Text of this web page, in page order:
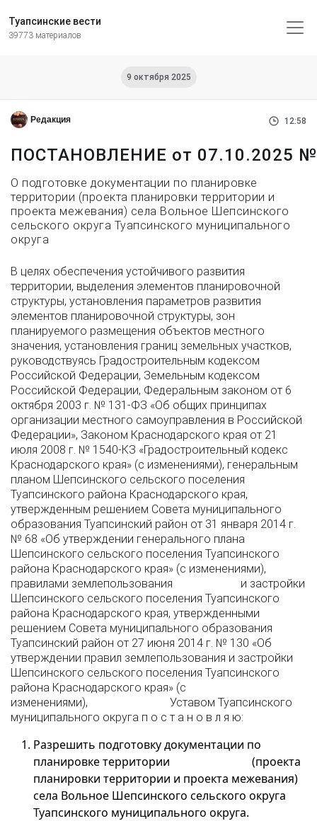
Туапсинские вести
39773 материалов
9 октября 2025
Редакция 12:58
ПОСТАНОВЛЕНИЕ от 07.10.2025
О подготовке документации по планировке
территории (проекта планировки территории и
проекта межевания) села Вольное Шепсинского
сельского округа Туапсинского муниципального
округа
В целях обеспечения устойчивого развития
территории, выделения элементов планировочной
структуры, установления параметров развития
элементов планировочной структуры, зон
планируемого размещения объектов местного
значения, установления границ земельных участков,
руководствуясь Градостроительным кодексом
Российской Федерации, Земельным кодексом
Российской Федерации, Федеральным законом от 6
октября 2003 г. № 131-ФЗ «Об общих принципах
организации местного самоуправления в Российской
Федерации», Законом Краснодарского края от 21
июля 2008 г. № 1540-КЗ «Градостроительный кодекс
Краснодарского края» (с изменениями), генеральным
планом Шепсинского сельского поселения
Туапсинского района Краснодарского края,
утвержденным решением Совета муниципального
образования Туапсинский район от 31 января 2014 г.
№ 68 «Об утверждении генерального плана
Шепсинского сельского поселения Туапсинского
района Краснодарского края» (с изменениями),
правилами землепользования и застройки
Шепсинского сельского поселения Туапсинского
района Краснодарского края, утвержденными
решением Совета муниципального образования
Туапсинский район от 27 июня 2014 г. № 130 «Об
утверждении правил землепользования и застройки
Шепсинского сельского поселения Туапсинского
района Краснодарского края» (с
изменениями), Уставом Туапсинского
муниципального округа п о с т а н о в л я ю:
Разрешить подготовку документации по
планировке территории (проекта
планировки территории и проекта межевания)
села Вольное Шепсинского сельского округа
Туапсинского муниципального округа.